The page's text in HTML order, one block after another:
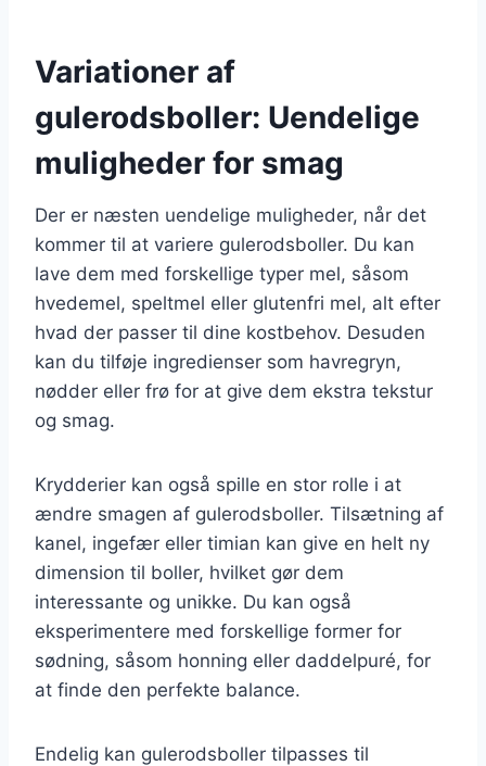
Variationer af
gulerodsboller: Uendelige
muligheder for smag
Der er næsten uendelige muligheder, når det
kommer til at variere gulerodsboller. Du kan
lave dem med forskellige typer mel, såsom
hvedemel, speltmel eller glutenfri mel, alt efter
hvad der passer til dine kostbehov. Desuden
kan du tilføje ingredienser som havregryn,
nødder eller frø for at give dem ekstra tekstur
og smag.
Krydderier kan også spille en stor rolle i at
ændre smagen af gulerodsboller. Tilsætning af
kanel, ingefær eller timian kan give en helt ny
dimension til boller, hvilket gør dem
interessante og unikke. Du kan også
eksperimentere med forskellige former for
sødning, såsom honning eller daddelpuré, for
at finde den perfekte balance.
Endelig kan gulerodsboller tilpasses til